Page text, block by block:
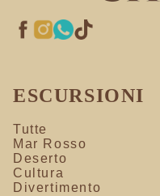
ESCURSIONI
Tutte
Mar Rosso
Deserto
Cultura
Divertimento